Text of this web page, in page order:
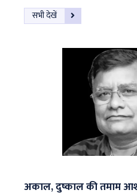
सभी देखें
अकाल, दुष्काल की तमाम